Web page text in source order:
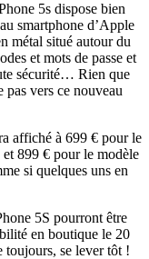
5s dispose bien
smartphone d’Apple
métal situé autour du
et mots de passe et
sécurité… Rien que
vers ce nouveau
affiché à 699 € pour le
899 € pour le modèle
si quelques uns en
5S pourront être
en boutique le 20
toujours, se lever tôt !